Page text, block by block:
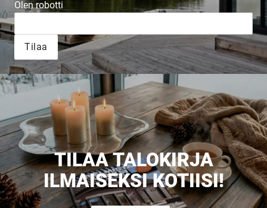
Olen robotti
Tilaa
TILAA TALOKIRJA
ILMAISEKSI KOTIISI!
Tilaa esite